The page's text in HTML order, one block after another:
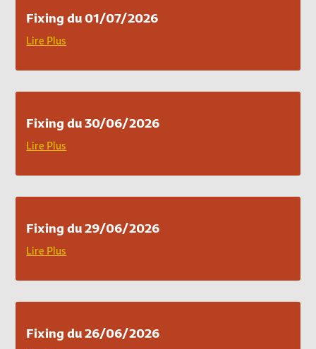
Fixing du 01/07/2026
Lire Plus
Fixing du 30/06/2026
Lire Plus
Fixing du 29/06/2026
Lire Plus
Fixing du 26/06/2026